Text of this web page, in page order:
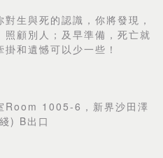
生與死的認識，你將發現，
顧別人；及早準備，死亡就
和遺憾可以少一些！
Room 1005-6，新界沙田澤
) B出口